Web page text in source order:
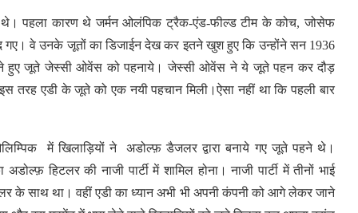
थे। पहला कारण थे जर्मन ओलंपिक ट्रैक-एंड-फील्ड टीम के कोच, जोसेफ
वे उनके जूतों का डिजाईन देख कर इतने खुश हुए कि उन्होंने सन 1936
हुए जूते जेस्सी ओवेंस को पहनाये। जेस्सी ओवेंस ने ये जूते पहन कर दौड़
तरह एडी के जूते को एक नयी पहचान मिली।ऐसा नहीं था कि पहली बार
में खिलाड़ियों ने अडोल्फ़ डैजलर द्वारा बनाये गए जूते पहने थे।
हिटलर की नाजी पार्टी में शामिल होना। नाजी पार्टी में तीनों भाई
के साथ था। वहीं एडी का ध्यान अभी भी अपनी कंपनी को आगे लेकर जाने